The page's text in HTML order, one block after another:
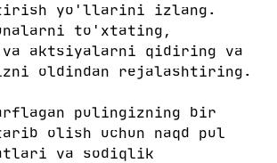
yo'llarini izlang.
to'xtating,
va aktsiyalarni qidiring va
oldindan rejalashtiring.
pulingizning bir
olish uchun naqd pul
va sodiqlik